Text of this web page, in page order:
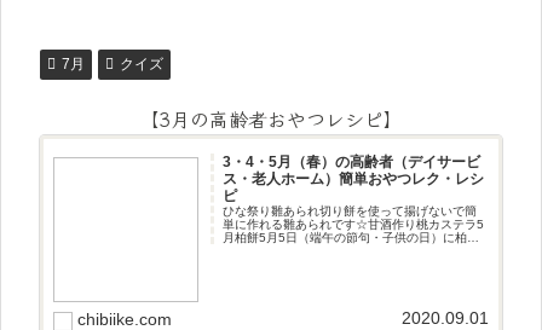
7月 クイズ
【3月の高齢者おやつレシピ】
3・4・5月（春）の高齢者（デイサービ
ス・老人ホーム）簡単おやつレク・レシ
ピ
ひな祭り雛あられ切り餅を使って揚げないで簡
単に作れる雛あられです☆甘酒作り桃カステラ5
月柏餅5月5日（端午の節句・子供の日）に柏餅
chibiike.com 2020.09.01